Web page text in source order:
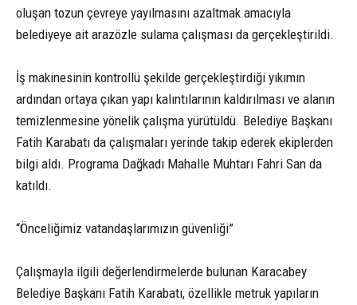
oluşan tozun çevreye yayılmasını azaltmak amacıyla
belediyeye ait arazözle sulama çalışması da gerçekleştirildi.
İş makinesinin kontrollü şekilde gerçekleştirdiği yıkımın
ardından ortaya çıkan yapı kalıntılarının kaldırılması ve alanın
temizlenmesine yönelik çalışma yürütüldü. Belediye Başkanı
Fatih Karabatı da çalışmaları yerinde takip ederek ekiplerden
bilgi aldı. Programa Dağkadı Mahalle Muhtarı Fahri San da
katıldı.
“Önceliğimiz vatandaşlarımızın güvenliği”
Çalışmayla ilgili değerlendirmelerde bulunan Karacabey
Belediye Başkanı Fatih Karabatı, özellikle metruk yapıların